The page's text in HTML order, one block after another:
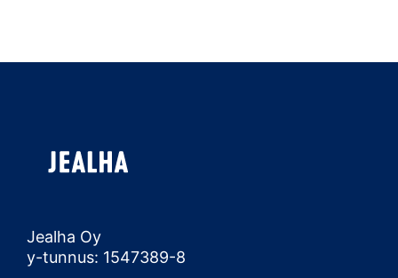
Jealha Oy
y-tunnus: 1547389-8